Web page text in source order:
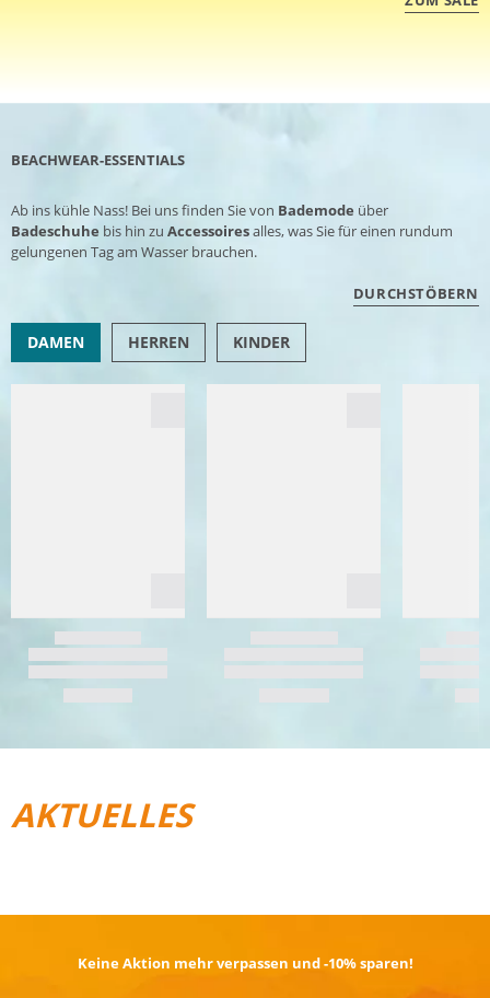
BEACHWEAR-ESSENTIALS
Ab ins kühle Nass! Bei uns finden Sie von Bademode über
Badeschuhe bis hin zu Accessoiresalles, was Sie für einen rundum
gelungenen Tag am Wasser brauchen.
DURCHSTÖBERN
DAMEN HERREN KINDER
AKTUELLES
Keine Aktion mehr verpassen und -10% sparen!